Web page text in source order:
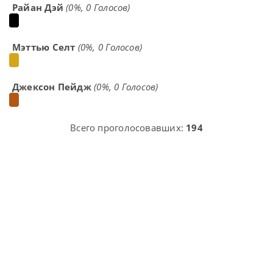
Райан Дэй (0%, 0 Голосов)
Мэттью Селт (0%, 0 Голосов)
Джексон Пейдж (0%, 0 Голосов)
Всего проголосовавших: 194